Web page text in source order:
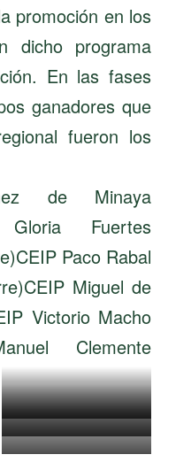
promoción en los
dicho programa
En las fases
ganadores que
fueron los
de Minaya
Gloria Fuertes
Paco Rabal
Miguel de
Victorio Macho
Clemente
Campeonato
Castilla la Mancha
Campeonato
Campeonato